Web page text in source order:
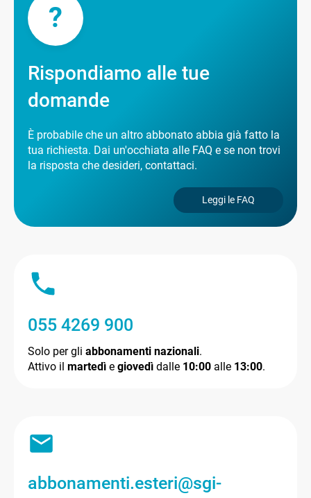
?
Rispondiamo alle tue
domande
È probabile che un altro abbonato abbia già fatto la
tua richiesta. Dai un'occhiata alle FAQ e se non trovi
la risposta che desideri, contattaci.
Leggi le FAQ
055 4269 900
Solo per gli abbonamenti nazionali.
Attivo il martedì e giovedì dalle 10:00 alle 13:00.
abbonamenti.esteri@sgi-